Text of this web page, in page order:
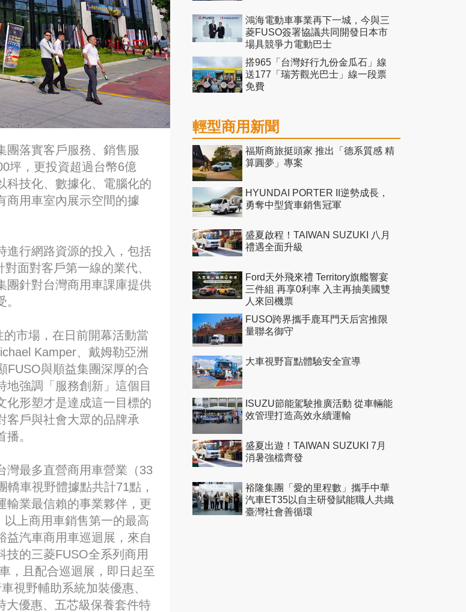
團落實客戶服務、銷售服
坪，更投資超過台幣6億
科技化、數據化、電腦化的
商用車室內展示空間的據
進行網路資源的投入，包括
面對客戶第一線的業代、
團針對台灣商用車課庫提供
市場，在日前開幕活動當
Kamper、戴姆勒亞洲
FUSO與順益集團深厚的合
強調「服務創新」這個目
化形塑才是達成這一目標的
客戶與社會大眾的品牌承
。
灣最多直營商用車營業（33
車視野體據點共計71點，
輸業最信賴的事業夥伴，更
上商用車銷售第一的最高
益汽車商用車巡迴展，來自
技的三菱FUSO全系列商用
，且配合巡迴展，即日起至
視野輔助系統加裝優惠、
大優惠、五芯級保養套件特
鴻海電動車事業再下一城，今與三
菱FUSO簽署協議共同開發日本市
場具競爭力電動巴士
搭965「台灣好行九份金瓜石」線
送177「瑞芳觀光巴士」線一段票
免費
輕型商用新聞
福斯商旅挺頭家 推出「德系質感 精
算圓夢」專案
HYUNDAI PORTER II逆勢成長，
勇奪中型貨車銷售冠軍
盛夏啟程！TAIWAN SUZUKI 八月
禮遇全面升級
Ford天外飛來禮 Territory旗艦響宴
三件組 再享0利率 入主再抽美國雙
人來回機票
FUSO跨界攜手鹿耳門天后宮推限
量聯名御守
大車視野盲點體驗安全宣導
ISUZU節能駕駛推廣活動 從車輛能
效管理打造高效永續運輸
盛夏出遊！TAIWAN SUZUKI 7月
消暑強檔齊發
裕隆集團「愛的里程數」攜手中華
汽車ET35以自主研發賦能職人共織
臺灣社會善循環